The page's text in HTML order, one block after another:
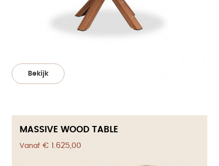
Bekijk
MASSIVE WOOD TABLE
Vanaf € 1.625,00